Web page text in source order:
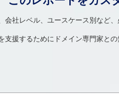
会社レベル、ユースケース別など
支援するためにドメイン専門家と